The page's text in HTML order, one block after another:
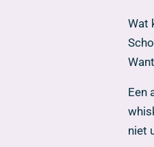
Wat
Een
niet